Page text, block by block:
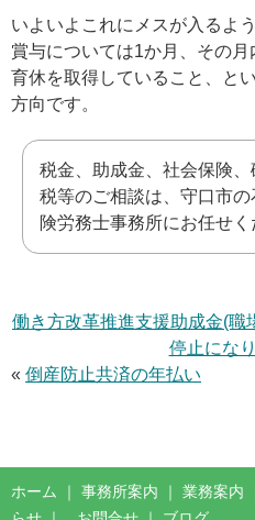
いよいよこれにメスが入るよう
賞与については1か月、その
育休を取得していること、と
方向です。
税金、助成金、社会保険
税等のご相談は、守口市
険労務士事務所にお任せく
働き方改革推進支援助成金(職
停止にな
« 倒産防止共済の年払い
ホーム ｜ 事務所案内 ｜ 業務案内